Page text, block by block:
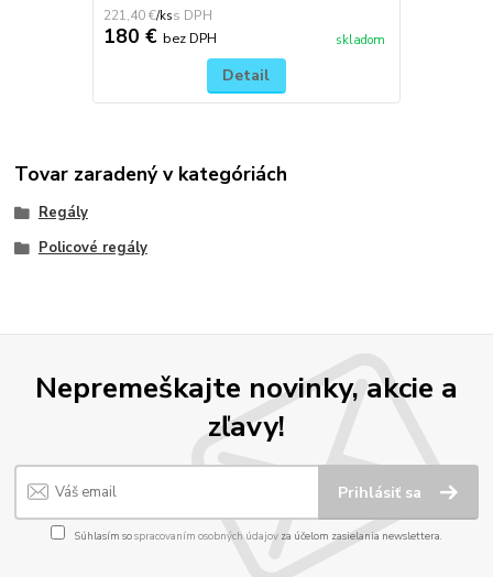
221,40 €/ks
180 € bez DPH skladom
Detail
Tovar zaradený v kategóriách
Regály
Policové regály
Nepremeškajte novinky, akcie a
zľavy!
Prihlásiť sa
Súhlasím sospracovaním osobných údajov za účelom zasielania newslettera.